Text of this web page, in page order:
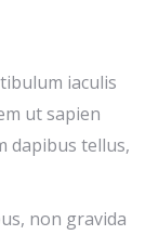
iaculis
ut sapien
dapibus tellus,
non gravida